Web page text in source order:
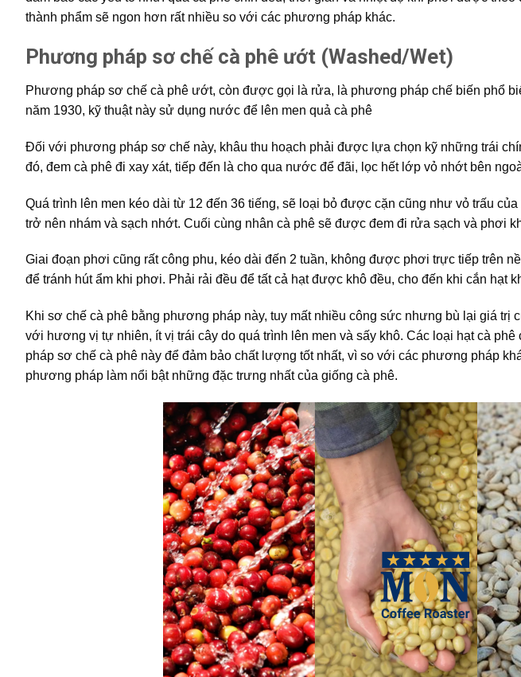
thành phẩm sẽ ngon hơn rất nhiều so với các phương pháp khác.
Phương pháp sơ chế cà phê ướt (Washed/Wet)
Phương pháp sơ chế cà phê ướt, còn được gọi là rửa, là phương pháp chế biến phổ
năm 1930, kỹ thuật này sử dụng nước để lên men quả cà phê
Đối với phương pháp sơ chế này, khâu thu hoạch phải được lựa chọn kỹ những trái
đó, đem cà phê đi xay xát, tiếp đến là cho qua nước để đãi, lọc hết lớp vỏ nhớt bên
Quá trình lên men kéo dài từ 12 đến 36 tiếng, sẽ loại bỏ được cặn cũng như vỏ trấu
trở nên nhám và sạch nhớt. Cuối cùng nhân cà phê sẽ được đem đi rửa sạch và phơi
Giai đoạn phơi cũng rất công phu, kéo dài đến 2 tuần, không được phơi trực tiếp trên
để tránh hút ẩm khi phơi. Phải rải đều để tất cả hạt được khô đều, cho đến khi cắn hạt
Khi sơ chế cà phê bằng phương pháp này, tuy mất nhiều công sức nhưng bù lại giá trị
với hương vị tự nhiên, ít vị trái cây do quá trình lên men và sấy khô. Các loại hạt cà
pháp sơ chế cà phê này để đảm bảo chất lượng tốt nhất, vì so với các phương pháp
phương pháp làm nổi bật những đặc trưng nhất của giống cà phê.